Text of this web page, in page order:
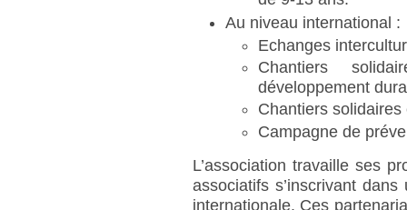
Au niveau international :
Echanges
Chantiers
développement
Chantiers solidaires
Campagne de
L’association travaille ses
associatifs s’inscrivant
internationale. Ces